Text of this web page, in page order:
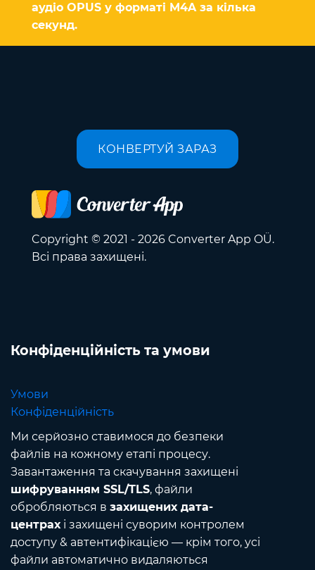
аудіо OPUS у форматі M4A за кілька
секунд.
КОНВЕРТУЙ ЗАРАЗ
Copyright © 2021 - 2026 Converter App OÜ.
Всі права захищені.
Конфіденційність та умови
Умови
Конфіденційність
Ми серйозно ставимося до безпеки
файлів на кожному етапі процесу.
Завантаження та скачування захищені
шифруванням SSL/TLS, файли
обробляються в захищених дата-
центрахі захищені суворим контролем
доступу & автентифікацією — крім того, усі
файли автоматично видаляються